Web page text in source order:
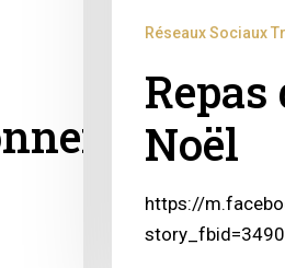
Réseaux Sociaux
Repas
Noël
https://